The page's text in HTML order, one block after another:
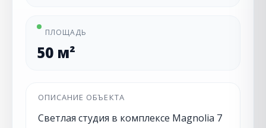
ПЛОЩАДЬ
50 м²
ОПИСАНИЕ ОБЪЕКТА
Светлая студия в комплексе Magnolia 7